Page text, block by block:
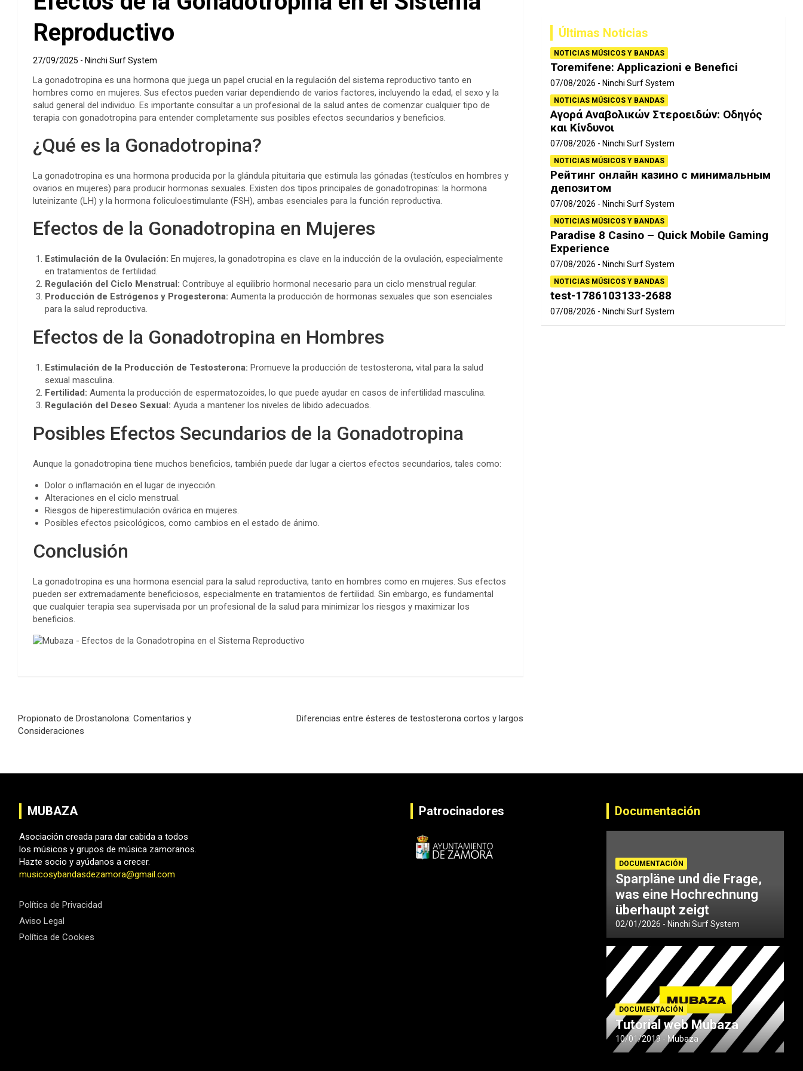
Reproductivo
27/09/2025 Ninchi Surf System
La gonadotropina es una hormona que juega un papel crucial en la regulación del sistema reproductivo tanto en
hombres como en mujeres. Sus efectos pueden variar dependiendo de varios factores, incluyendo la edad, el sexo y la
salud general del individuo. Es importante consultar a un profesional de la salud antes de comenzar cualquier tipo de
terapia con gonadotropina para entender completamente sus posibles efectos secundarios y beneficios.
¿Qué es la Gonadotropina?
La gonadotropina es una hormona producida por la glándula pituitaria que estimula las gónadas (testículos en hombres y
ovarios en mujeres) para producir hormonas sexuales. Existen dos tipos principales de gonadotropinas: la hormona
luteinizante (LH) y la hormona foliculoestimulante (FSH), ambas esenciales para la función reproductiva.
Efectos de la Gonadotropina en Mujeres
Estimulación de la Ovulación: En mujeres, la gonadotropina es clave en la inducción de la ovulación, especialmente
en tratamientos de fertilidad.
Regulación del Ciclo Menstrual: Contribuye al equilibrio hormonal necesario para un ciclo menstrual regular.
Producción de Estrógenos y Progesterona: Aumenta la producción de hormonas sexuales que son esenciales
para la salud reproductiva.
Efectos de la Gonadotropina en Hombres
Estimulación de la Producción de Testosterona: Promueve la producción de testosterona, vital para la salud
sexual masculina.
Fertilidad: Aumenta la producción de espermatozoides, lo que puede ayudar en casos de infertilidad masculina.
Regulación del Deseo Sexual: Ayuda a mantener los niveles de libido adecuados.
Posibles Efectos Secundarios de la Gonadotropina
Aunque la gonadotropina tiene muchos beneficios, también puede dar lugar a ciertos efectos secundarios, tales como:
Dolor o inflamación en el lugar de inyección.
Alteraciones en el ciclo menstrual.
Riesgos de hiperestimulación ovárica en mujeres.
Posibles efectos psicológicos, como cambios en el estado de ánimo.
Conclusión
La gonadotropina es una hormona esencial para la salud reproductiva, tanto en hombres como en mujeres. Sus efectos
pueden ser extremadamente beneficiosos, especialmente en tratamientos de fertilidad. Sin embargo, es fundamental
que cualquier terapia sea supervisada por un profesional de la salud para minimizar los riesgos y maximizar los
beneficios.
de
Propionato de Drostanolona: Comentarios y
Consideraciones
Diferencias entre ésteres de testosterona cortos y largos
Últimas Noticias
NOTICIAS MÚSICOS Y BANDAS
Toremifene: Applicazioni e Benefici
07/08/2026 Ninchi Surf System
NOTICIAS MÚSICOS Y BANDAS
Αγορά Αναβολικών Στεροειδών: Οδηγός
και Κίνδυνοι
07/08/2026 Ninchi Surf System
NOTICIAS MÚSICOS Y BANDAS
Рейтинг онлайн казино с минимальным
депозитом
07/08/2026 Ninchi Surf System
NOTICIAS MÚSICOS Y BANDAS
Paradise 8 Casino – Quick Mobile Gaming
Experience
07/08/2026 Ninchi Surf System
NOTICIAS MÚSICOS Y BANDAS
test-1786103133-2688
07/08/2026 Ninchi Surf System
MUBAZA
Asociación creada para dar cabida a todos
los músicos y grupos de música zamoranos.
Hazte socio y ayúdanos a crecer.
musicosybandasdezamora@gmail.com
Política de Privacidad
Aviso Legal
Política de Cookies
Patrocinadores Documentación
DOCUMENTACIÓN
Sparpläne und die Frage,
was eine Hochrechnung
überhaupt zeigt
02/01/2026 Ninchi Surf System
DOCUMENTACIÓN
Tutorial web Mubaza
10/01/2019 Mubaza